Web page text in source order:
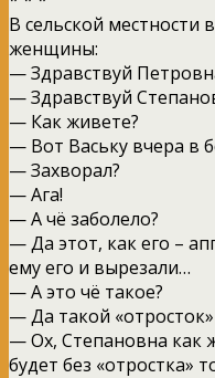
В сельской местности
женщины:
— Здравствуй
— Здравствуй
— Как живете?
— Вот Ваську вчера в
— Захворал?
— Ага!
— А чё заболело?
— Да этот, как его –
ему его и вырезали…
— А это чё такое?
— Да такой
— Ох, Степановна как
будет без «отростка»